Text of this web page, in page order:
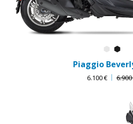
Piaggio
6.100 €